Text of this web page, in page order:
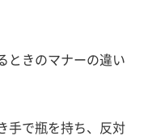
ときのマナーの違い
手で瓶を持ち、反対